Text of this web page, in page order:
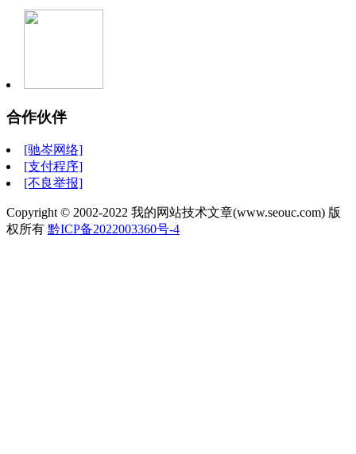
合作伙伴
[驰岑网络]
[支付程序]
[不良举报]
Copyright © 2002-2022 我的网站技术文章(www.seouc.com) 版
权所有 黔ICP备2022003360号-4